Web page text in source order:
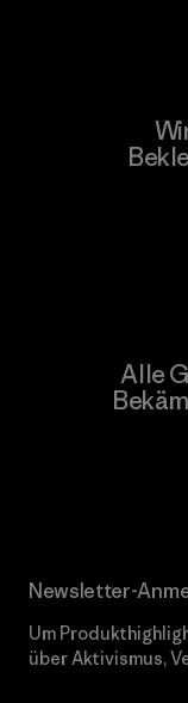
Alle
Newsletter-
Um
über Aktivismus,